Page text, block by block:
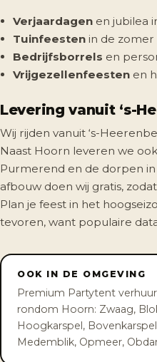
Verjaardagenen jubilea
Tuinfeestenin de zomer
Bedrijfsborrels en
Vrijgezellenfeestenen
Levering vanuit ‘s-
Wij rijden vanuit ‘s-
Naast Hoorn leveren we
Purmerend en de dorpen in
afbouw doen wij gratis,
Plan je feest in het
tevoren, want populaire
OOK IN DE OMGEVING
Premium Partytent
rondom Hoorn: Zwaag,
Hoogkarspel,
Medemblik, Opmeer,